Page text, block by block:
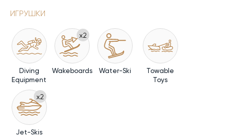
ИГРУШКИ
Diving
Equipment
x2
Wakeboards Water-Ski
Towable
Toys
x2
Jet-Skis